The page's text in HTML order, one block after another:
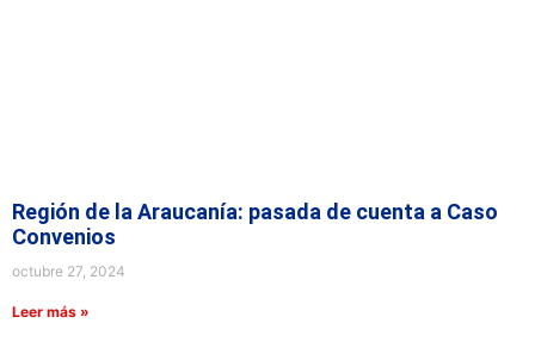
Región de la Araucanía: pasada de cuenta a Caso
Convenios
octubre 27, 2024
Leer más »